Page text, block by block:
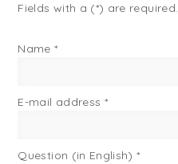
Fields with a (*) are required.
Name *
E-mail address *
Question (in English) *